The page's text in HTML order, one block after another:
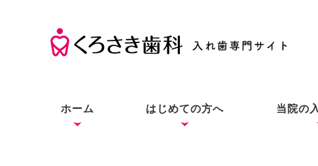
ホーム はじめての方へ 当院の